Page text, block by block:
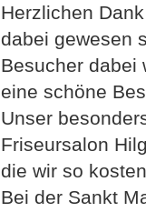
Herzlichen
dabei gewesen
Besucher dabei
eine schöne
Unser
Friseursalon
die wir so
Bei der Sankt